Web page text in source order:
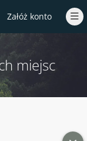
Załóż konto
miejsc